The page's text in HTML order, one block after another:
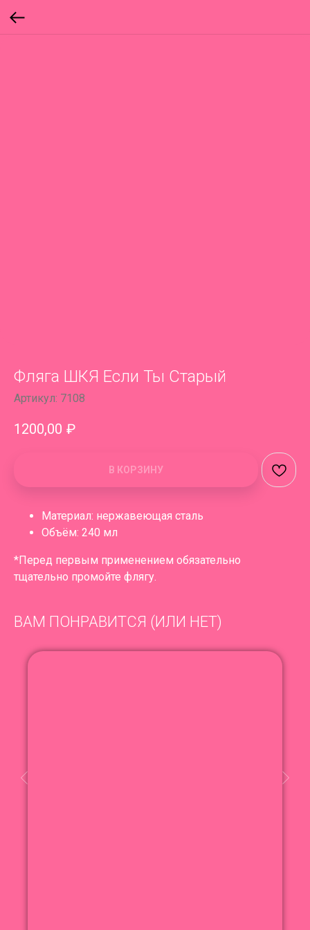
Фляга ШКЯ Если Ты Старый
Артикул: 7108
1200,00 ₽
В КОРЗИНУ
Материал: нержавеющая сталь
Объём: 240 мл
*Перед первым применением обязательно
тщательно промойте флягу.
ВАМ ПОНРАВИТСЯ (ИЛИ НЕТ)